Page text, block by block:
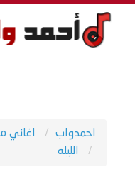
احمدواب اغاني
الليله